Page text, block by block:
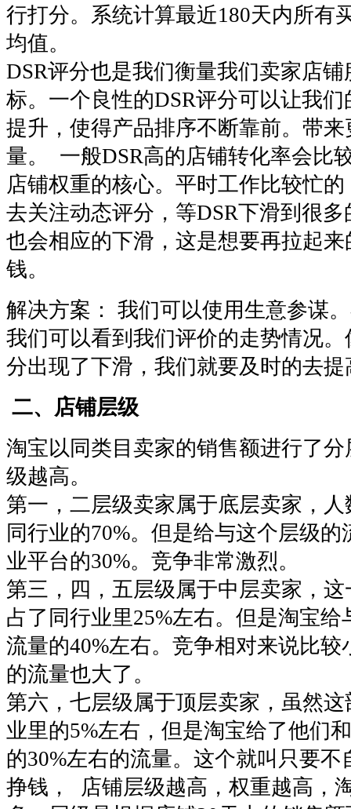
行打分。系统计算最近180天内所有
均值。
DSR评分也是我们衡量我们卖家店
标。一个良性的DSR评分可以让我
提升，使得产品排序不断靠前。带
量。 一般DSR高的店铺转化率会比
店铺权重的核心。平时工作比较忙
去关注动态评分，等DSR下滑到很
也会相应的下滑，这是想要再拉起
钱。
解决方案： 我们可以使用生意参谋
我们可以看到我们评价的走势情况
分出现了下滑，我们就要及时的去
二、店铺层级
淘宝以同类目卖家的销售额进行了
级越高。
第一，二层级卖家属于底层卖家，
同行业的70%。但是给与这个层级
业平台的30%。竞争非常激烈。
第三，四，五层级属于中层卖家，
占了同行业里25%左右。但是淘宝
流量的40%左右。竞争相对来说比
的流量也大了。
第六，七层级属于顶层卖家，虽然
业里的5%左右，但是淘宝给了他们
的30%左右的流量。这个就叫只要
挣钱， 店铺层级越高，权重越高，